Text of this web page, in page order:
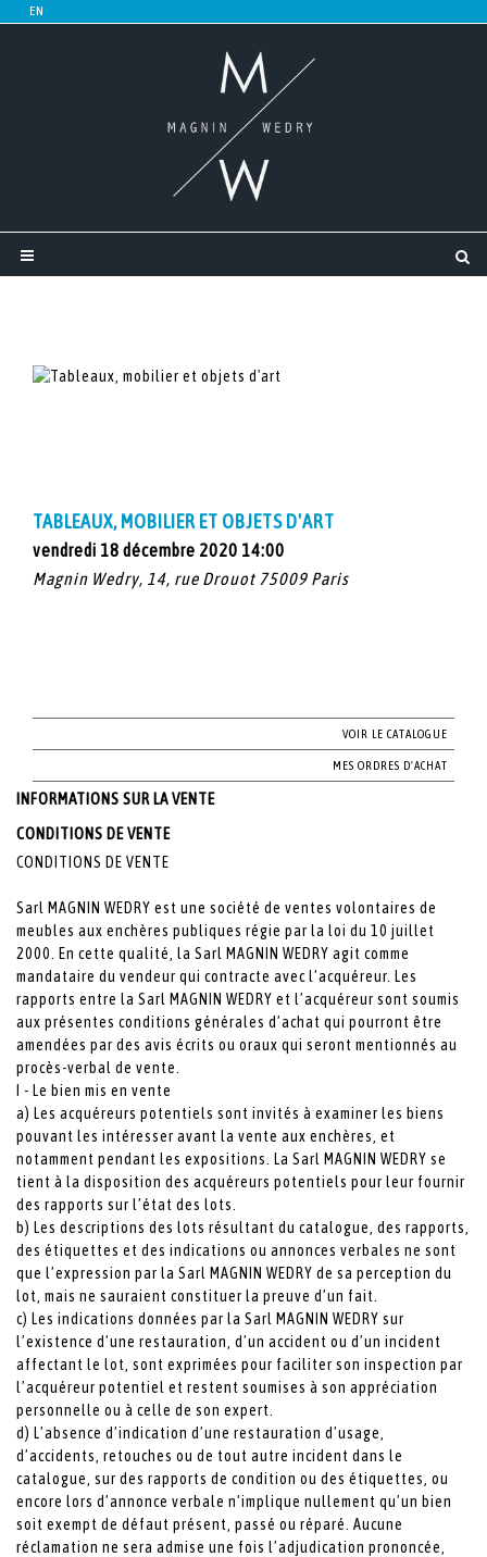
TABLEAUX, MOBILIER ET OBJETS D'ART
vendredi 18 décembre 2020 14:00
Magnin Wedry, 14, rue Drouot 75009 Paris
VOIR LE CATALOGUE
MES ORDRES D'ACHAT
INFORMATIONS SUR LA VENTE
CONDITIONS DE VENTE
CONDITIONS DE VENTE
Sarl MAGNIN WEDRY est une société de ventes volontaires de
meubles aux enchères publiques régie par la loi du 10 juillet
2000. En cette qualité, la Sarl MAGNIN WEDRY agit comme
mandataire du vendeur qui contracte avec l’acquéreur. Les
rapports entre la Sarl MAGNIN WEDRY et l’acquéreur sont soumis
aux présentes conditions générales d’achat qui pourront être
amendées par des avis écrits ou oraux qui seront mentionnés au
procès-verbal de vente.
I - Le bien mis en vente
a) Les acquéreurs potentiels sont invités à examiner les biens
pouvant les intéresser avant la vente aux enchères, et
notamment pendant les expositions. La Sarl MAGNIN WEDRY se
tient à la disposition des acquéreurs potentiels pour leur fournir
des rapports sur l’état des lots.
b) Les descriptions des lots résultant du catalogue, des rapports,
des étiquettes et des indications ou annonces verbales ne sont
que l’expression par la Sarl MAGNIN WEDRY de sa perception du
lot, mais ne sauraient constituer la preuve d’un fait.
c) Les indications données par la Sarl MAGNIN WEDRY sur
l’existence d’une restauration, d’un accident ou d’un incident
affectant le lot, sont exprimées pour faciliter son inspection par
l’acquéreur potentiel et restent soumises à son appréciation
personnelle ou à celle de son expert.
d) L’absence d’indication d’une restauration d’usage,
d’accidents, retouches ou de tout autre incident dans le
catalogue, sur des rapports de condition ou des étiquettes, ou
encore lors d’annonce verbale n’implique nullement qu’un bien
soit exempt de défaut présent, passé ou réparé. Aucune
réclamation ne sera admise une fois l’adjudication prononcée,